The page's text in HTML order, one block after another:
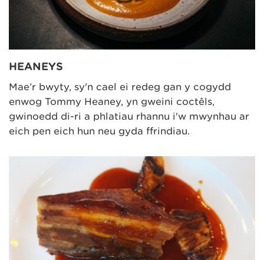
HEANEYS
Mae’r bwyty, sy'n cael ei redeg gan y cogydd
enwog Tommy Heaney, yn gweini coctêls,
gwinoedd di-ri a phlatiau rhannu i'w mwynhau ar
eich pen eich hun neu gyda ffrindiau.